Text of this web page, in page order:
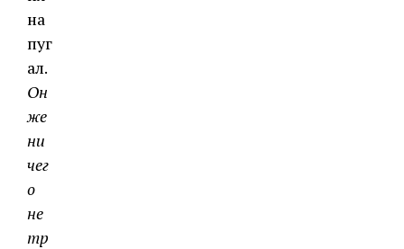
на
пуг
ал.
Он
же
ни
чег
о
не
тр